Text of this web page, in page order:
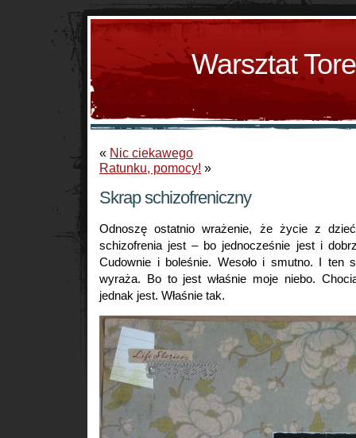
Warsztat
« Nic ciekawego
Ratunku, pomocy! »
Skrap schizofreniczny
Odnoszę ostatnio wrażenie, że życie z
schizofrenia jest – bo jednocześnie jest i
Cudownie i boleśnie. Wesoło i smutno. I ten
wyraża. Bo to jest właśnie moje niebo.
jednak jest. Właśnie tak.